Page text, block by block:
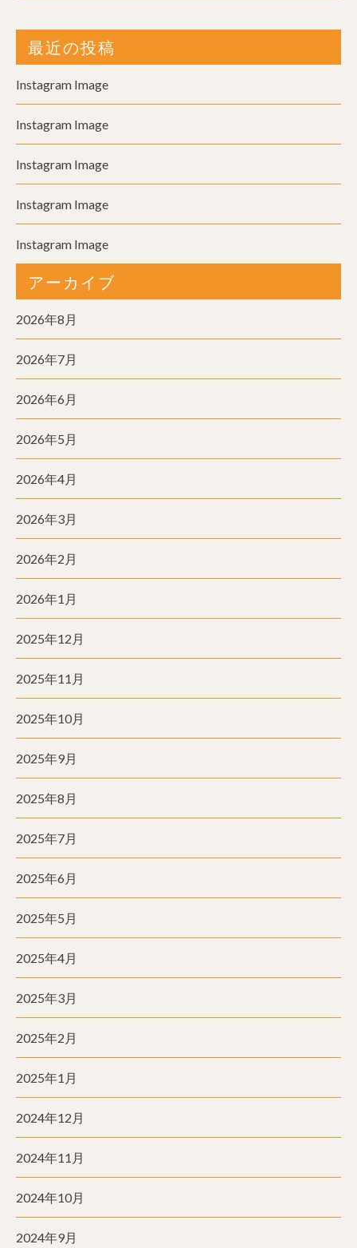
最近の投稿
Instagram Image
Instagram Image
Instagram Image
Instagram Image
Instagram Image
アーカイブ
2026年8月
2026年7月
2026年6月
2026年5月
2026年4月
2026年3月
2026年2月
2026年1月
2025年12月
2025年11月
2025年10月
2025年9月
2025年8月
2025年7月
2025年6月
2025年5月
2025年4月
2025年3月
2025年2月
2025年1月
2024年12月
2024年11月
2024年10月
2024年9月